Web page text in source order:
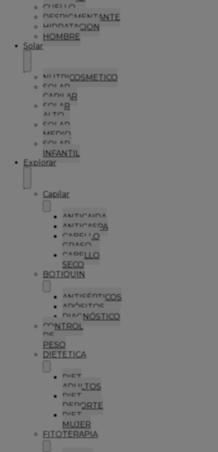
CUELLO
DESPIGMENTANTE
HIDRATACION
HOMBRE
Solar
NUTRICOSMETICO
SOLAR
CAPILAR
SOLAR
ALTO
SOLAR
MEDIO
SOLAR
INFANTIL
Explorar
Capilar
ANTICAIDA
ANTICASPA
CABELLO
GRASO
CABELLO
SECO
BOTIQUIN
ANTISÉPTICOS
APÓSITOS
DIAGNÓSTICO
CONTROL
DE
PESO
DIETETICA
DIET
ADULTOS
DIET
DEPORTE
DIET
MUJER
FITOTERAPIA